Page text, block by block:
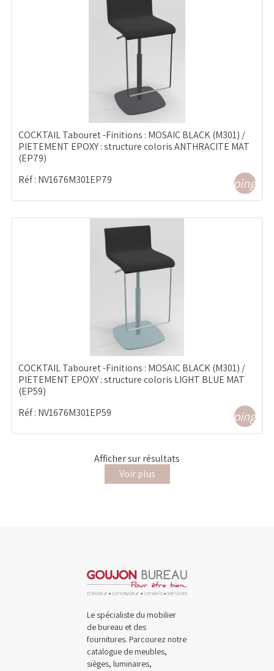
COCKTAIL Tabouret -Finitions : MOSAIC BLACK (M301) /
PIETEMENT EPOXY : structure coloris ANTHRACITE MAT
(EP79)
Réf : NV1676M301EP79
COCKTAIL Tabouret -Finitions : MOSAIC BLACK (M301) /
PIETEMENT EPOXY : structure coloris LIGHT BLUE MAT
(EP59)
Réf : NV1676M301EP59
Affichersurrésultats
Voir plus
Le spécialiste du mobilier
de bureau et des
fournitures. Parcourez notre
catalogue de meubles,
sièges, luminaires,